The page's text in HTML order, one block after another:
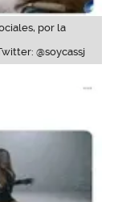
por la
@soycassj